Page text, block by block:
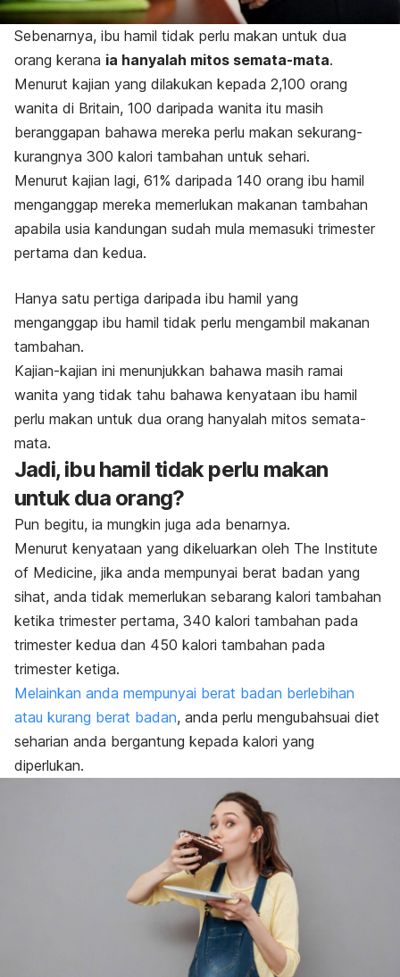
Sebenarnya, ibu hamil tidak perlu makan untuk dua
orang kerana ia hanyalah mitos semata-mata.
Menurut kajian yang dilakukan kepada 2,100 orang
wanita di Britain, 100 daripada wanita itu masih
beranggapan bahawa mereka perlu makan sekurang-
kurangnya 300 kalori tambahan untuk sehari.
Menurut kajian lagi, 61% daripada 140 orang ibu hamil
menganggap mereka memerlukan makanan tambahan
apabila usia kandungan sudah mula memasuki trimester
pertama dan kedua.
Hanya satu pertiga daripada ibu hamil yang
menganggap ibu hamil tidak perlu mengambil makanan
tambahan.
Kajian-kajian ini menunjukkan bahawa masih ramai
wanita yang tidak tahu bahawa kenyataan ibu hamil
perlu makan untuk dua orang hanyalah mitos semata-
mata.
Jadi, ibu hamil tidak perlu makan
untuk dua orang?
Pun begitu, ia mungkin juga ada benarnya.
Menurut kenyataan yang dikeluarkan oleh The Institute
of Medicine, jika anda mempunyai berat badan yang
sihat, anda tidak memerlukan sebarang kalori tambahan
ketika trimester pertama, 340 kalori tambahan pada
trimester kedua dan 450 kalori tambahan pada
trimester ketiga.
Melainkan anda mempunyai berat badan berlebihan
atau kurang berat badan, anda perlu mengubahsuai diet
seharian anda bergantung kepada kalori yang
diperlukan.